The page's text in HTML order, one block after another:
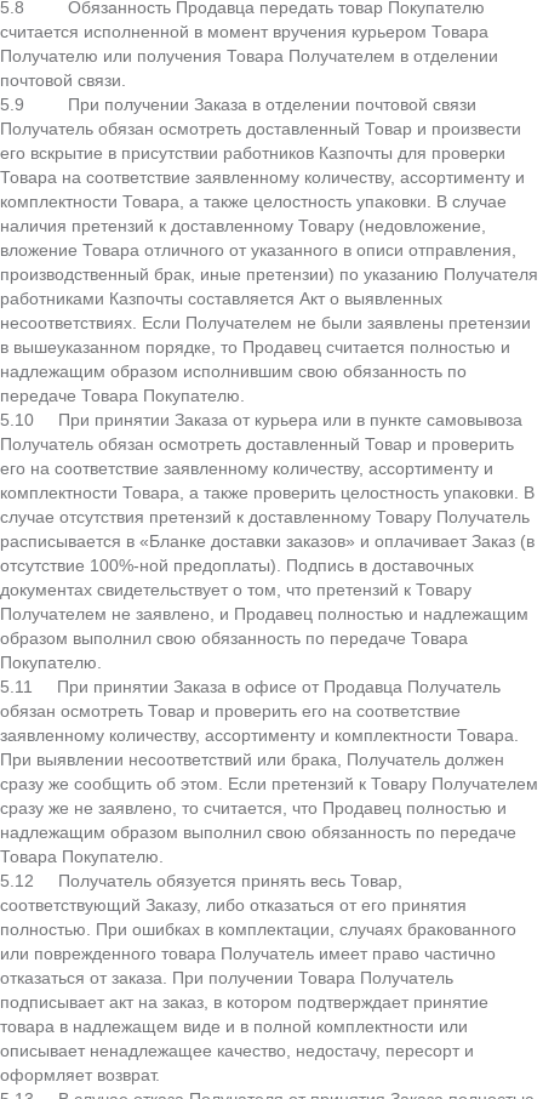
5.8 Обязанность Продавца передать товар Покупателю
считается исполненной в момент вручения курьером Товара
Получателю или получения Товара Получателем в отделении
почтовой связи.
5.9 При получении Заказа в отделении почтовой связи
Получатель обязан осмотреть доставленный Товар и произвести
его вскрытие в присутствии работников Казпочты для проверки
Товара на соответствие заявленному количеству, ассортименту и
комплектности Товара, а также целостность упаковки. В случае
наличия претензий к доставленному Товару (недовложение,
вложение Товара отличного от указанного в описи отправления,
производственный брак, иные претензии) по указанию Получателя
работниками Казпочты составляется Акт о выявленных
несоответствиях. Если Получателем не были заявлены претензии
в вышеуказанном порядке, то Продавец считается полностью и
надлежащим образом исполнившим свою обязанность по
передаче Товара Покупателю.
5.10 При принятии Заказа от курьера или в пункте самовывоза
Получатель обязан осмотреть доставленный Товар и проверить
его на соответствие заявленному количеству, ассортименту и
комплектности Товара, а также проверить целостность упаковки. В
случае отсутствия претензий к доставленному Товару Получатель
расписывается в «Бланке доставки заказов» и оплачивает Заказ (в
отсутствие 100%-ной предоплаты). Подпись в доставочных
документах свидетельствует о том, что претензий к Товару
Получателем не заявлено, и Продавец полностью и надлежащим
образом выполнил свою обязанность по передаче Товара
Покупателю.
5.11 При принятии Заказа в офисе от Продавца Получатель
обязан осмотреть Товар и проверить его на соответствие
заявленному количеству, ассортименту и комплектности Товара.
При выявлении несоответствий или брака, Получатель должен
сразу же сообщить об этом. Если претензий к Товару Получателем
сразу же не заявлено, то считается, что Продавец полностью и
надлежащим образом выполнил свою обязанность по передаче
Товара Покупателю.
5.12 Получатель обязуется принять весь Товар,
соответствующий Заказу, либо отказаться от его принятия
полностью. При ошибках в комплектации, случаях бракованного
или поврежденного товара Получатель имеет право частично
отказаться от заказа. При получении Товара Получатель
подписывает акт на заказ, в котором подтверждает принятие
товара в надлежащем виде и в полной комплектности или
описывает ненадлежащее качество, недостачу, пересорт и
оформляет возврат.